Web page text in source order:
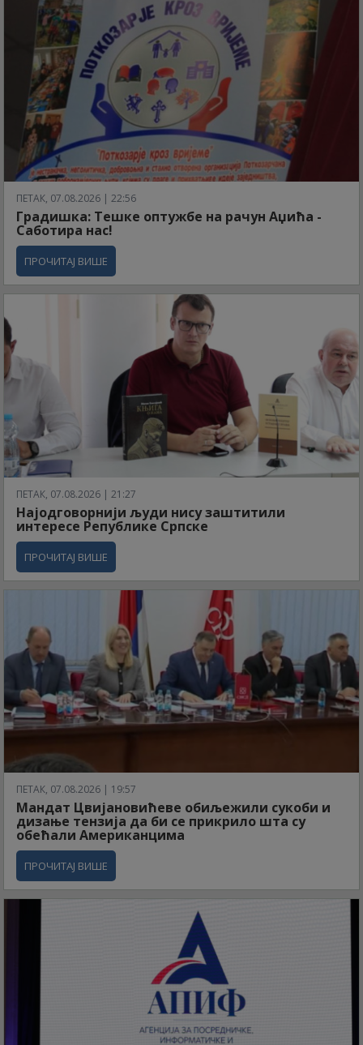
ПЕТАК, 07.08.2026 | 22:56
Градишка: Тешке оптужбе на рачун Аџића -
Саботира нас!
ПРОЧИТАЈ ВИШЕ
ПЕТАК, 07.08.2026 | 21:27
Најодговорнији људи нису заштитили
интересе Републике Српске
ПРОЧИТАЈ ВИШЕ
ПЕТАК, 07.08.2026 | 19:57
Мандат Цвијановићеве обиљежили сукоби и
дизање тензија да би се прикрило шта су
обећали Американцима
ПРОЧИТАЈ ВИШЕ